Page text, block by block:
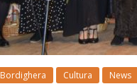
Bordighera Cultura News